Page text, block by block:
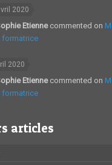
2020
Etiennecommented on
formatrice
2020
Etiennecommented on
formatrice
articles